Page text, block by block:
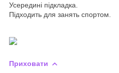
Усередині підкладка.
Підходить для занять спортом.
Приховати